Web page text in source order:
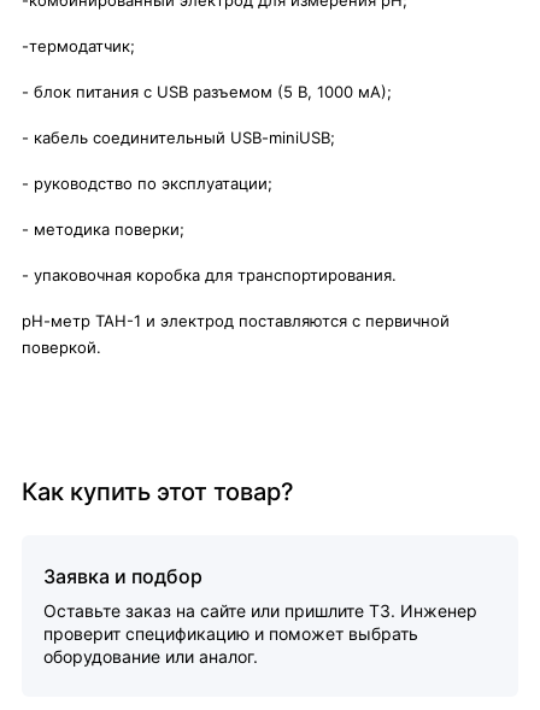
-термодатчик;
- блок питания с USB разъемом (5 В, 1000 мА);
- кабель соединительный USB-miniUSB;
- руководство по эксплуатации;
- методика поверки;
- упаковочная коробка для транспортирования.
рН-метр ТАН-1 и электрод поставляются с первичной
поверкой.
Как купить этот товар?
Заявка и подбор
Оставьте заказ на сайте или пришлите ТЗ. Инженер
проверит спецификацию и поможет выбрать
оборудование или аналог.